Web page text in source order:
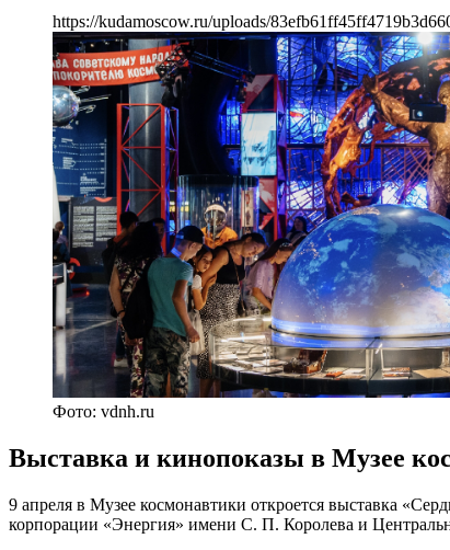
https://kudamoscow.ru/uploads/
Фото: vdnh.ru
Выставка и кинопоказы в Музее
9 апреля в Музее космонавтики откроется выставка
корпорации «Энергия» имени С. П. Королева и